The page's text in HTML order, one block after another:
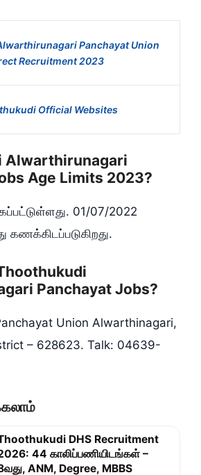
Panchayat Union
Recruitment 2023
Official Websites
Alwarthirunagari
Age Limits 2023?
01/07/2022
கணக்கிடப்படுகிறது.
Panchayat Jobs?
Union Alwarthinagari,
– 628623. Talk: 04639-
DHS Recruitment
44 காலிப்பணியிடங்கள் –
ANM, Degree, MBBS